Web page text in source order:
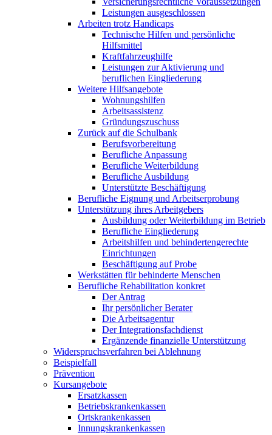
Leistungen ausgeschlossen
Arbeiten trotz Handicaps
Technische Hilfen und persönliche
Hilfsmittel
Kraftfahrzeughilfe
Leistungen zur Aktivierung und
beruflichen Eingliederung
Weitere Hilfsangebote
Wohnungshilfen
Arbeitsassistenz
Gründungszuschuss
Zurück auf die Schulbank
Berufsvorbereitung
Berufliche Anpassung
Berufliche Weiterbildung
Berufliche Ausbildung
Unterstützte Beschäftigung
Berufliche Eignung und Arbeitserprobung
Unterstützung ihres Arbeitgebers
Ausbildung oder Weiterbildung im Betrieb
Berufliche Eingliederung
Arbeitshilfen und behindertengerechte
Einrichtungen
Beschäftigung auf Probe
Werkstätten für behinderte Menschen
Berufliche Rehabilitation konkret
Der Antrag
Ihr persönlicher Berater
Die Arbeitsagentur
Der Integrationsfachdienst
Ergänzende finanzielle Unterstützung
Widerspruchsverfahren bei Ablehnung
Beispielfall
Prävention
Kursangebote
Ersatzkassen
Betriebskrankenkassen
Ortskrankenkassen
Innungskrankenkassen